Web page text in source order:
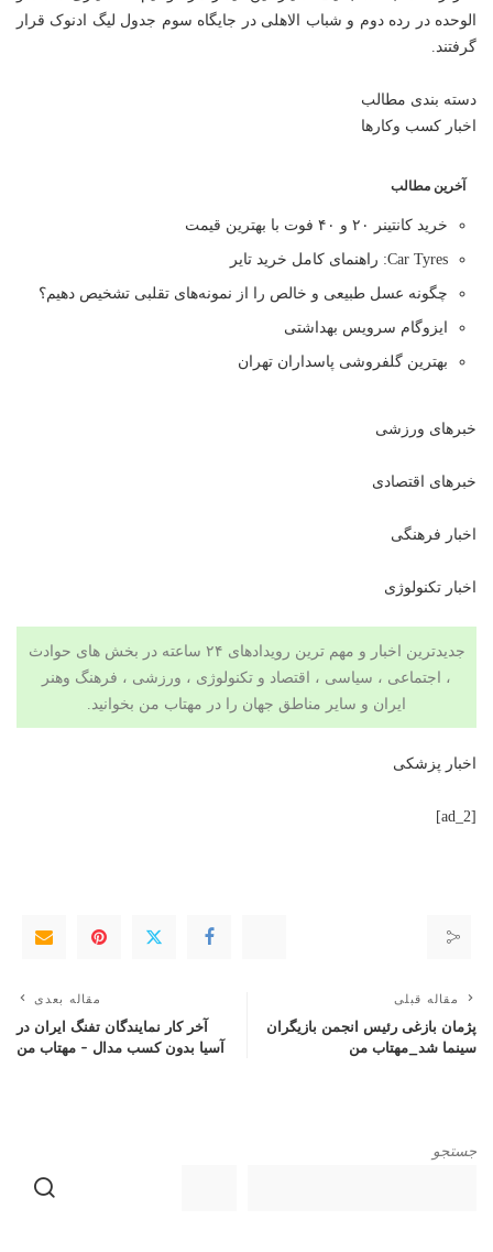
الوحده در رده دوم و شباب الاهلی در جایگاه سوم جدول لیگ ادنوک قرار
گرفتند.
دسته بندی مطالب
اخبار کسب وکارها
آخرین مطالب
خرید کانتینر ۲۰ و ۴۰ فوت با بهترین قیمت
Car Tyres: راهنمای کامل خرید تایر
چگونه عسل طبیعی و خالص را از نمونه‌های تقلبی تشخیص دهیم؟
ایزوگام سرویس بهداشتی
بهترین گلفروشی پاسداران تهران
خبرهای ورزشی
خبرهای اقتصادی
اخبار فرهنگی
اخبار تکنولوژی
جدیدترین اخبار و مهم ترین رویدادهای ۲۴ ساعته در بخش های حوادث
، اجتماعی ، سیاسی ، اقتصاد و تکنولوژی ، ورزشی ، فرهنگ وهنر
ایران و سایر مناطق جهان را در مهتاب من بخوانید.
اخبار پزشکی
[ad_2]
مقاله قبلی
پژمان بازغی رئیس انجمن بازیگران
سینما شد_مهتاب من
مقاله بعدی
آخر کار نمایندگان تفنگ ایران در
آسیا بدون کسب مدال – مهتاب من
جستجو